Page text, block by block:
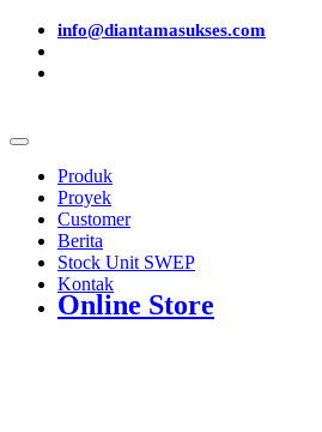
info@diantamasukses.com
Produk
Proyek
Customer
Berita
Stock Unit SWEP
Kontak
Online Store